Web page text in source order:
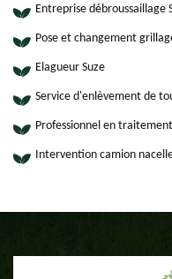
Entreprise débroussaillage
Pose et changement
Elagueur Suze
Service d'enlèvement de
Professionnel en
Intervention camion